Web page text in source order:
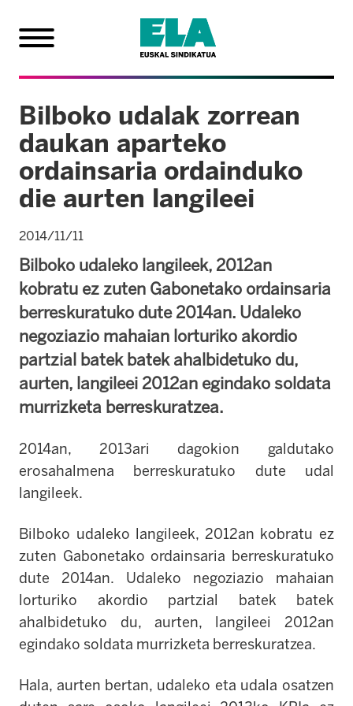
Bilboko udalak zorrean
daukan aparteko
ordainsaria ordainduko
die aurten langileei
2014/11/11
Bilboko udaleko langileek, 2012an
kobratu ez zuten Gabonetako ordainsaria
berreskuratuko dute 2014an. Udaleko
negoziazio mahaian lorturiko akordio
partzial batek batek ahalbidetuko du,
aurten, langileei 2012an egindako soldata
murrizketa berreskuratzea.
2014an, 2013ari dagokion galdutako
erosahalmena berreskuratuko dute udal
langileek.
Bilboko udaleko langileek, 2012an kobratu ez
zuten Gabonetako ordainsaria berreskuratuko
dute 2014an. Udaleko negoziazio mahaian
lorturiko akordio partzial batek batek
ahalbidetuko du, aurten, langileei 2012an
egindako soldata murrizketa berreskuratzea.
Hala, aurten bertan, udaleko eta udala osatzen